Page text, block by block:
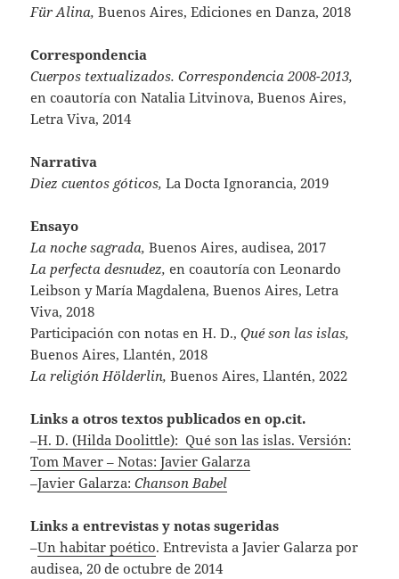
Für Alina,Buenos Aires, Ediciones en Danza, 2018
Correspondencia
Cuerpos textualizados. Correspondencia 2008-2013,
en coautoría con Natalia Litvinova, Buenos Aires,
Letra Viva, 2014
Narrativa
Diez cuentos góticos, La Docta Ignorancia, 2019
Ensayo
La noche sagrada, Buenos Aires, audisea, 2017
La perfecta desnudez, en coautoría con Leonardo
Leibson y María Magdalena, Buenos Aires, Letra
Viva, 2018
Participación con notas en H. D.,Qué son las islas,
Buenos Aires, Llantén, 2018
La religión Hölderlin, Buenos Aires, Llantén, 2022
Links a otros textos publicados en op.cit.
–H. D. (Hilda Doolittle): Qué son las islas. Versión:
Tom Maver – Notas: Javier Galarza
–Javier Galarza:Chanson Babel
Links a entrevistas y notas sugeridas
–Un habitar poético. Entrevista a Javier Galarza por
audisea, 20 de octubre de 2014